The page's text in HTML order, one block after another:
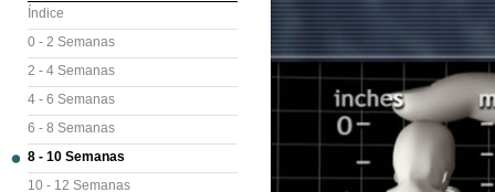
Índice
0 - 2 Semanas
2 - 4 Semanas
4 - 6 Semanas
6 - 8 Semanas
8 - 10 Semanas
10 - 12 Semanas